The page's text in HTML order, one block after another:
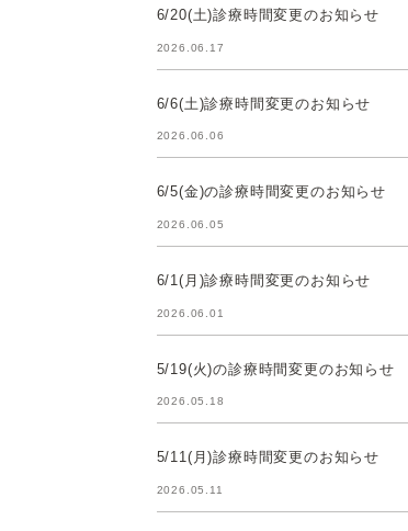
6/20(土)診療時間変更のお知らせ
2026.06.17
6/6(土)診療時間変更のお知らせ
2026.06.06
6/5(金)の診療時間変更のお知らせ
2026.06.05
6/1(月)診療時間変更のお知らせ
2026.06.01
5/19(火)の診療時間変更のお知らせ
2026.05.18
5/11(月)診療時間変更のお知らせ
2026.05.11